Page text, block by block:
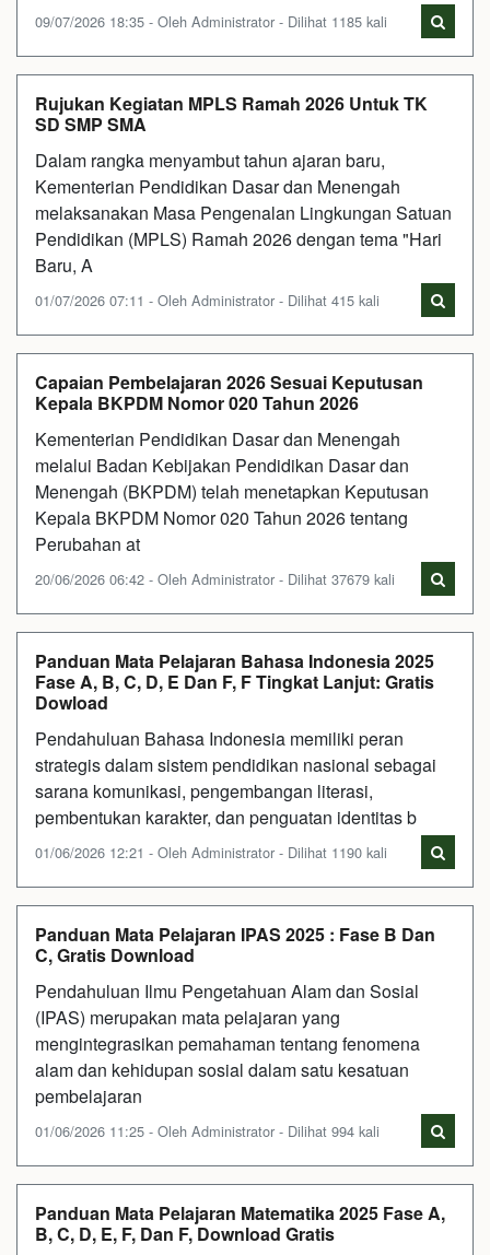
09/07/2026 18:35 - Oleh Administrator - Dilihat 1185 kali
Rujukan Kegiatan MPLS Ramah 2026 Untuk TK
SD SMP SMA
Dalam rangka menyambut tahun ajaran baru,
Kementerian Pendidikan Dasar dan Menengah
melaksanakan Masa Pengenalan Lingkungan Satuan
Pendidikan (MPLS) Ramah 2026 dengan tema "Hari
Baru, A
01/07/2026 07:11 - Oleh Administrator - Dilihat 415 kali
Capaian Pembelajaran 2026 Sesuai Keputusan
Kepala BKPDM Nomor 020 Tahun 2026
Kementerian Pendidikan Dasar dan Menengah
melalui Badan Kebijakan Pendidikan Dasar dan
Menengah (BKPDM) telah menetapkan Keputusan
Kepala BKPDM Nomor 020 Tahun 2026 tentang
Perubahan at
20/06/2026 06:42 - Oleh Administrator - Dilihat 37679 kali
Panduan Mata Pelajaran Bahasa Indonesia 2025
Fase A, B, C, D, E Dan F, F Tingkat Lanjut: Gratis
Dowload
Pendahuluan Bahasa Indonesia memiliki peran
strategis dalam sistem pendidikan nasional sebagai
sarana komunikasi, pengembangan literasi,
pembentukan karakter, dan penguatan identitas b
01/06/2026 12:21 - Oleh Administrator - Dilihat 1190 kali
Panduan Mata Pelajaran IPAS 2025 : Fase B Dan
C, Gratis Download
Pendahuluan Ilmu Pengetahuan Alam dan Sosial
(IPAS) merupakan mata pelajaran yang
mengintegrasikan pemahaman tentang fenomena
alam dan kehidupan sosial dalam satu kesatuan
pembelajaran
01/06/2026 11:25 - Oleh Administrator - Dilihat 994 kali
Panduan Mata Pelajaran Matematika 2025 Fase A,
B, C, D, E, F, Dan F, Download Gratis